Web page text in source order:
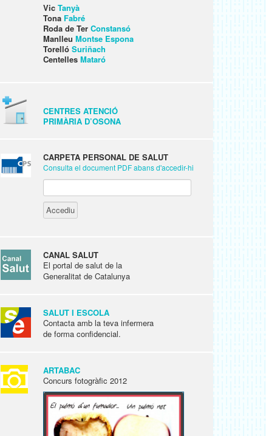
Vic Tanyà
Tona Fabré
Roda de Ter Constansó
Manlleu Montse Espona
Torelló Suriñach
Centelles Mataró
CENTRES ATENCIÓ
PRIMÀRIA D’OSONA
CARPETA PERSONAL DE SALUT
Consulta el document PDF abans d'accedir-hi
CANAL SALUT
El portal de salut de la
Generalitat de Catalunya
SALUT I ESCOLA
Contacta amb la teva infermera
de forma confidencial.
ARTABAC
Concurs fotogràfic 2012